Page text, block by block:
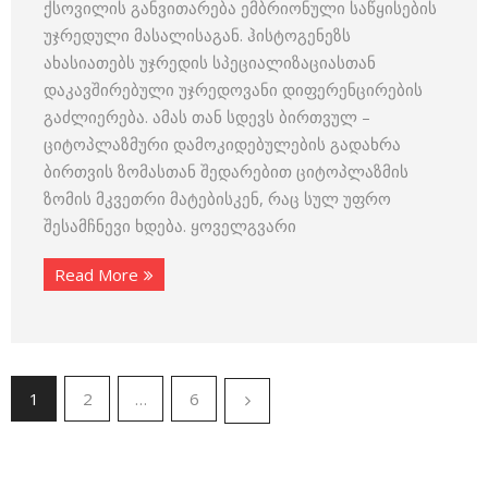
ქსოვილის განვითარება ემბრიონული საწყისების
უჯრედული მასალისაგან. ჰისტოგენეზს
ახასიათებს უჯრედის სპეციალიზაციასთან
დაკავშირებული უჯრედოვანი დიფერენცირების
გაძლიერება. ამას თან სდევს ბირთვულ –
ციტოპლაზმური დამოკიდებულების გადახრა
ბირთვის ზომასთან შედარებით ციტოპლაზმის
ზომის მკვეთრი მატებისკენ, რაც სულ უფრო
შესამჩნევი ხდება. ყოველგვარი
Read More
1 2 … 6